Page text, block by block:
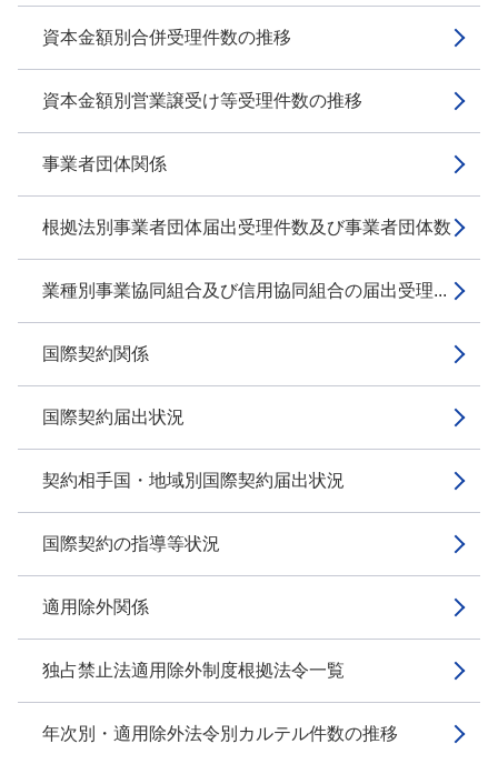
資本金額別合併受理件数の推移
資本金額別営業譲受け等受理件数の推移
事業者団体関係
根拠法別事業者団体届出受理件数及び事業者団体数
業種別事業協同組合及び信用協同組合の届出受理...
国際契約関係
国際契約届出状況
契約相手国・地域別国際契約届出状況
国際契約の指導等状況
適用除外関係
独占禁止法適用除外制度根拠法令一覧
年次別・適用除外法令別カルテル件数の推移